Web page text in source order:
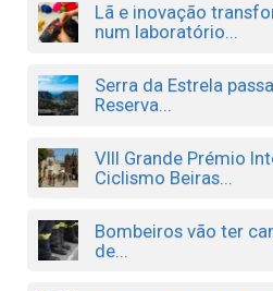
Lã e inovação
num laboratório...
Serra da Estrela
Reserva...
VIII Grande Prémio
Ciclismo Beiras...
Bombeiros vão ter
de...